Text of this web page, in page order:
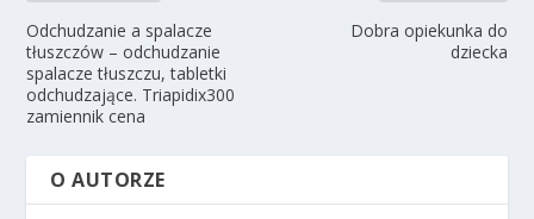
Odchudzanie a spalacze
tłuszczów – odchudzanie
spalacze tłuszczu, tabletki
odchudzające. Triapidix300
zamiennik cena
Dobra opiekunka do
dziecka
O AUTORZE